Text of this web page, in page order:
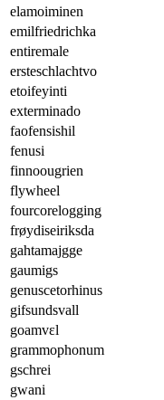
elamoiminen
emilfriedrichka
entiremale
ersteschlachtvo
etoifeyinti
exterminado
faofensishil
fenusi
finnoougrien
flywheel
fourcorelogging
frøydiseiriksda
gahtamajgge
gaumigs
genuscetorhinus
gifsundsvall
goamvɛl
grammophonum
gschrei
gwani